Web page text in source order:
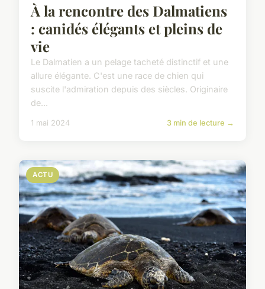
À la rencontre des Dalmatiens
: canidés élégants et pleins de
vie
Le Dalmatien a un pelage tacheté distinctif et une
allure élégante. C'est une race de chien qui
suscite l'admiration depuis des siècles. Originaire
de...
1 mai 2024 3 min de lecture →
ACTU